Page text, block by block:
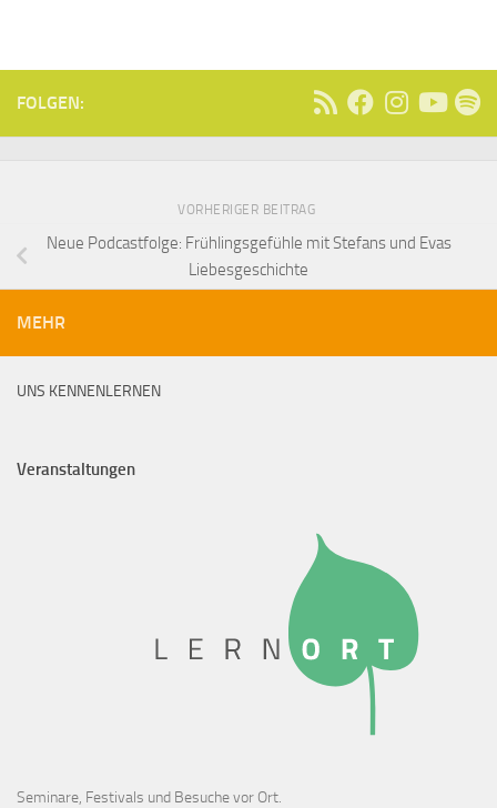
FOLGEN:
VORHERIGER BEITRAG
Neue Podcastfolge: Frühlingsgefühle mit Stefans und Evas
Liebesgeschichte
MEHR
UNS KENNENLERNEN
Veranstaltungen
Seminare, Festivals und Besuche vor Ort.